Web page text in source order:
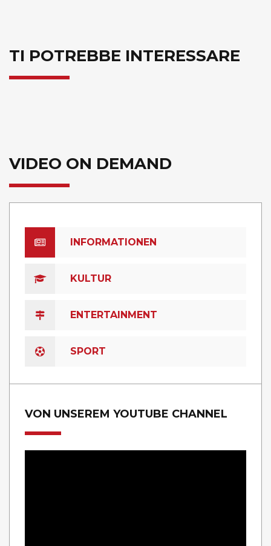
TI POTREBBE INTERESSARE
VIDEO ON DEMAND
INFORMATIONEN
KULTUR
ENTERTAINMENT
SPORT
VON UNSEREM YOUTUBE CHANNEL